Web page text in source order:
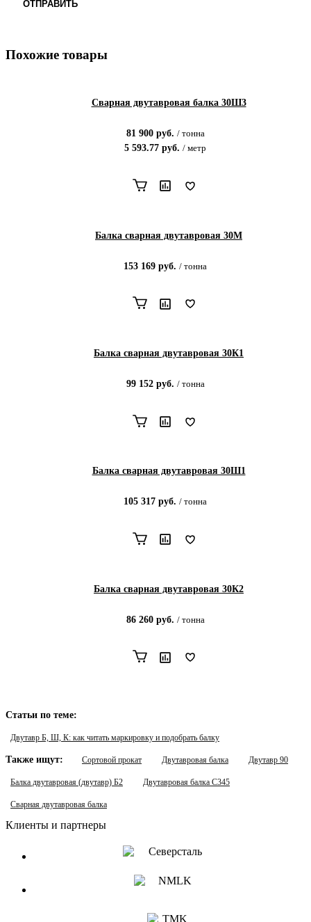
ОТПРАВИТЬ
Похожие товары
Сварная двутавровая балка 30Ш3
81 900руб. / тонна
5 593.77 руб. / метр
Балка сварная двутавровая 30М
153 169 руб. / тонна
Балка сварная двутавровая 30К1
99 152руб. / тонна
Балка сварная двутавровая 30Ш1
105 317 руб. / тонна
Балка сварная двутавровая 30К2
86 260руб. / тонна
Статьи по теме:
Двутавр Б, Ш, К: как читать маркировку и подобрать балку
Также ищут: Сортовой прокат Двутавровая балка Двутавр 90
Балка двутавровая (двутавр) Б2 Двутавровая балка С345
Сварная двутавровая балка
Клиенты и партнеры